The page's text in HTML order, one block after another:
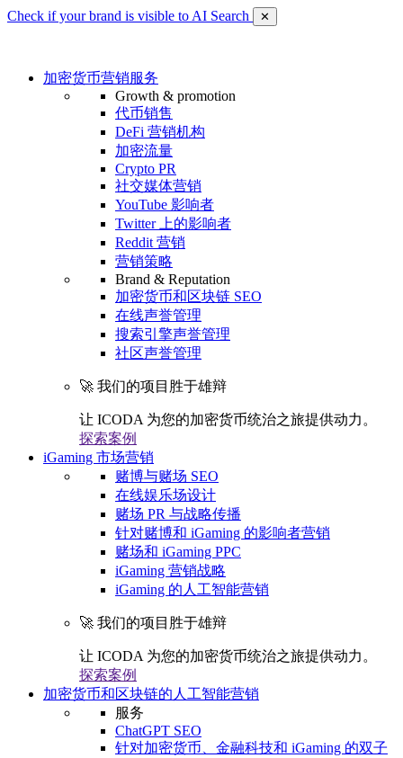
Check if your brand is visible to AI Search ✕
加密货币营销服务
Growth & promotion
代币销售
DeFi 营销机构
加密流量
Crypto PR
社交媒体营销
YouTube 影响者
Twitter 上的影响者
Reddit 营销
营销策略
Brand & Reputation
加密货币和区块链 SEO
在线声誉管理
搜索引擎声誉管理
社区声誉管理
🚀 我们的项目胜于雄辩
让 ICODA 为您的加密货币统治之旅提供动力。
探索案例
iGaming 市场营销
赌博与赌场 SEO
在线娱乐场设计
赌场 PR 与战略传播
针对赌博和 iGaming 的影响者营销
赌场和 iGaming PPC
iGaming 营销战略
iGaming 的人工智能营销
🚀 我们的项目胜于雄辩
让 ICODA 为您的加密货币统治之旅提供动力。
探索案例
加密货币和区块链的人工智能营销
服务
ChatGPT SEO
针对加密货币、金融科技和 iGaming 的双子